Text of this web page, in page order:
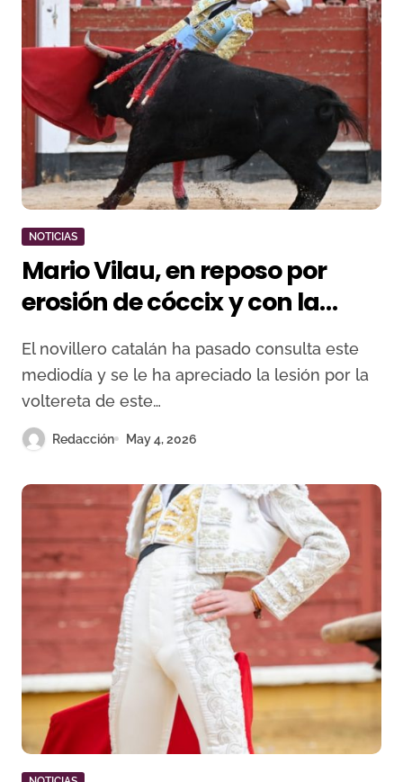
NOTICIAS
Mario Vilau, en reposo por
erosión de cóccix y con la
vista puesta en Sevilla
El novillero catalán ha pasado consulta este
mediodía y se le ha apreciado la lesión por la
voltereta de este…
Redacción May 4, 2026